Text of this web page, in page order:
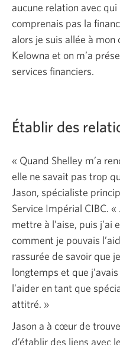
aucune relation avec
comprenais pas la
alors je suis allée à
Kelowna et on m’a
services financiers.
Établir des
« Quand Shelley m’a
elle ne savait pas trop
Jason, spécialiste
Service Impérial CIBC. «
mettre à l’aise, puis j’ai
comment je pouvais
rassurée de savoir que
longtemps et que
l’aider en tant que
attitré. »
Jason a à cœur de
d’établir des liens avec